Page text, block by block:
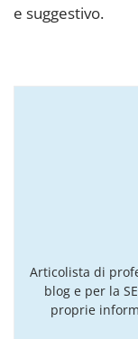
e suggestivo.
Articolista di
blog e per la
proprie